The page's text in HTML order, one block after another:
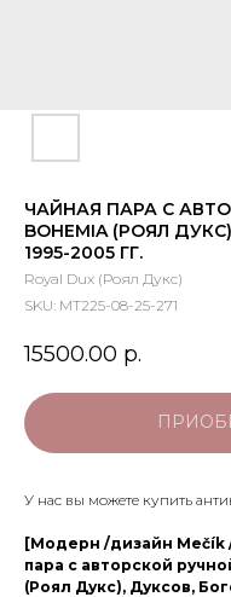
ЧАЙНАЯ ПАРА С
BOHEMIA (РОЯЛ
1995-2005 ГГ.
Royal Dux (Роял Дукс)
SKU: МТ225-08-25-271
15500.00 р.
У нас вы можете купить
[Модерн /дизайн Mečík
пара с авторской
(Роял Дукс), Дуксов,